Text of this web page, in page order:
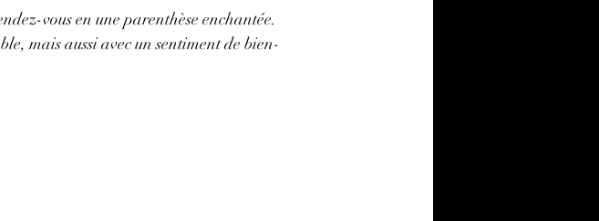
vous en une parenthèse enchantée.
mais aussi avec un sentiment de bien-